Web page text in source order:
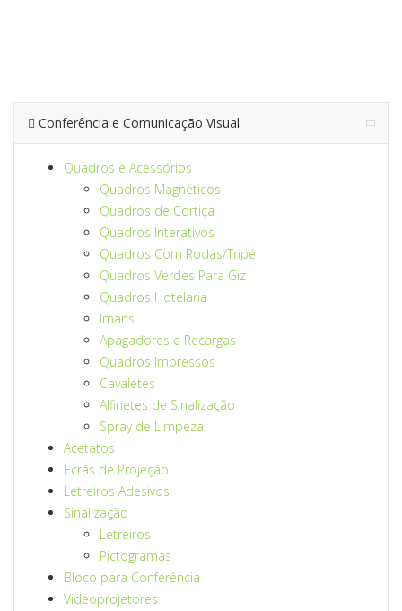
Conferência e Comunicação Visual
Quadros e Acessórios
Quadros Magnéticos
Quadros de Cortiça
Quadros Interativos
Quadros Com Rodas/Tripé
Quadros Verdes Para Giz
Quadros Hotelaria
Imans
Apagadores e Recargas
Quadros Impressos
Cavaletes
Alfinetes de Sinalização
Spray de Limpeza
Acetatos
Ecrãs de Projeção
Letreiros Adesivos
Sinalização
Letreiros
Pictogramas
Bloco para Conferência
Videoprojetores